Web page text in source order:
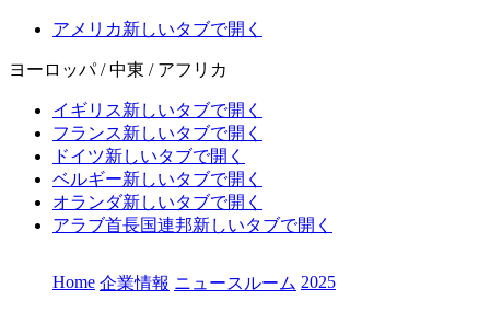
アメリカ新しいタブで開く
ヨーロッパ / 中東 / アフリカ
イギリス新しいタブで開く
フランス新しいタブで開く
ドイツ新しいタブで開く
ベルギー新しいタブで開く
オランダ新しいタブで開く
アラブ首長国連邦新しいタブで開く
Home 企業情報 ニュースルーム 2025